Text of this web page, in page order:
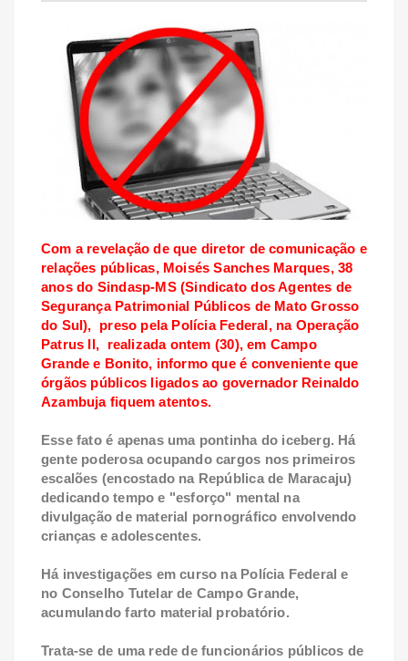
Com a revelação de que diretor de comunicação e
relações públicas, Moisés Sanches Marques, 38
anos do Sindasp-MS (Sindicato dos Agentes de
Segurança Patrimonial Públicos de Mato Grosso
do Sul), preso pela Polícia Federal, na Operação
Patrus II, realizada ontem (30), em Campo
Grande e Bonito, informo que é conveniente que
órgãos públicos ligados ao governador Reinaldo
Azambuja fiquem atentos.
Esse fato é apenas uma pontinha do iceberg. Há
gente poderosa ocupando cargos nos primeiros
escalões (encostado na República de Maracaju)
dedicando tempo e "esforço" mental na
divulgação de material pornográfico envolvendo
crianças e adolescentes.
Há investigações em curso na Polícia Federal e
no Conselho Tutelar de Campo Grande,
acumulando farto material probatório.
Trata-se de uma rede de funcionários públicos de